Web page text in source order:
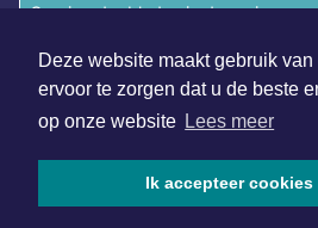
Deze website maakt gebruik
ervoor te zorgen dat u de beste
op onze website Lees meer
Ik accepteer cookies
Overige dagbladen in de regio
Algemene voorwaarden
Disclaimer